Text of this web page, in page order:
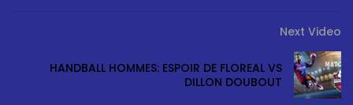
Next Video
HANDBALL HOMMES: ESPOIR DE FLOREAL VS
DILLON DOUBOUT